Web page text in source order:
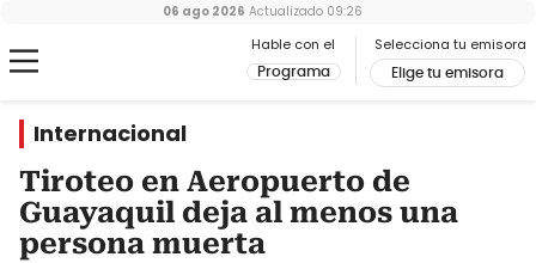
Hable con el
Programa
Selecciona tu emisora
Elige tu emisora
06 ago 2026 Actualizado 09:26
Internacional
Tiroteo en Aeropuerto de
Guayaquil deja al menos una
persona muerta